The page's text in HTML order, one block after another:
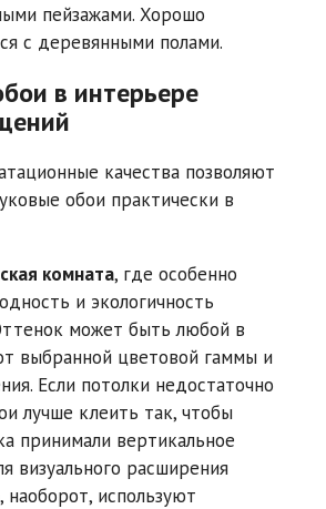
пейзажами. Хорошо
с деревянными полами.
в интерьере
качества позволяют
обои практически в
комната, где особенно
и экологичность
может быть любой в
выбранной цветовой гаммы и
Если потолки недостаточно
лучше клеить так, чтобы
принимали вертикальное
визуального расширения
наоборот, используют